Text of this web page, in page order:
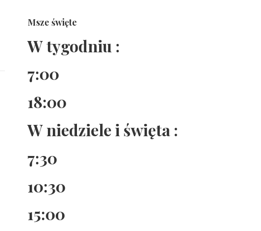
Msze święte
W tygodniu :
7:00
18:00
W niedziele i święta :
7:30
10:30
15:00